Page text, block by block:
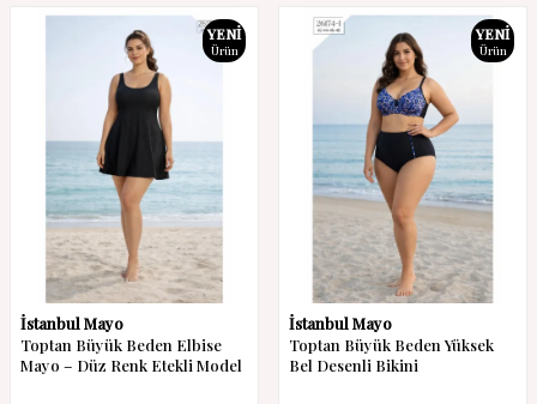
YENI
Ürün
İstanbul Mayo
Toptan Büyük Beden Elbise
Mayo – Düz Renk Etekli Model
YENI
Ürün
İstanbul Mayo
Toptan Büyük Beden Yüksek
Bel Desenli Bikini